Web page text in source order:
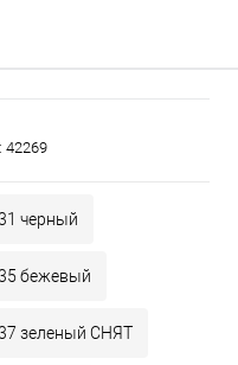
42269
черный
бежевый
зеленый СНЯТ